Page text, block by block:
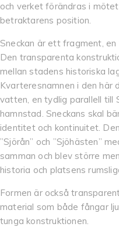
och verket förändras i
betraktarens position.
Sneckan är ett fragment,
Den transparenta
mellan stadens historiska
Kvarteresnamnen i den här
vatten, en tydlig parallell till
hamnstad. Sneckans skal
identitet och kontinuitet.
”Sjörån” och ”Sjöhästen”
samman och blev större
historia och platsens
Formen är också
material som både fångar
tunga konstruktionen.